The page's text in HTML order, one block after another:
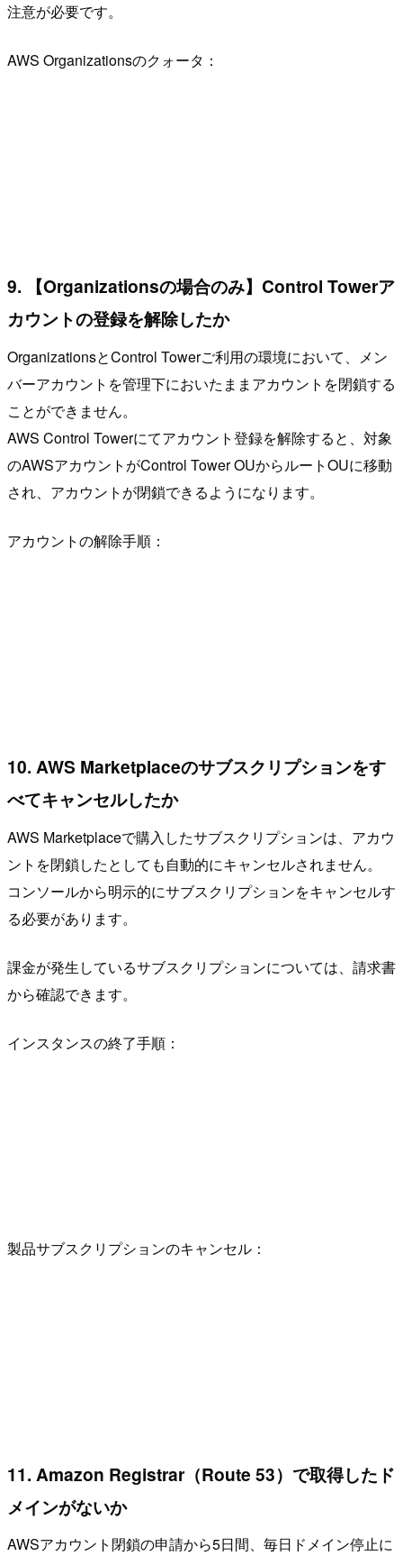
注意が必要です。
AWS Organizationsのクォータ：
9. 【Organizationsの場合のみ】Control Towerア
カウントの登録を解除したか
OrganizationsとControl Towerご利用の環境において、メン
バーアカウントを管理下においたままアカウントを閉鎖する
ことができません。
AWS Control Towerにてアカウント登録を解除すると、対象
のAWSアカウントがControl Tower OUからルートOUに移動
され、アカウントが閉鎖できるようになります。
アカウントの解除手順：
10. AWS Marketplaceのサブスクリプションをす
べてキャンセルしたか
AWS Marketplaceで購入したサブスクリプションは、アカウ
ントを閉鎖したとしても自動的にキャンセルされません。
コンソールから明示的にサブスクリプションをキャンセルす
る必要があります。
課金が発生しているサブスクリプションについては、請求書
から確認できます。
インスタンスの終了手順：
製品サブスクリプションのキャンセル：
11. Amazon Registrar（Route 53）で取得したド
メインがないか
AWSアカウント閉鎖の申請から5日間、毎日ドメイン停止に